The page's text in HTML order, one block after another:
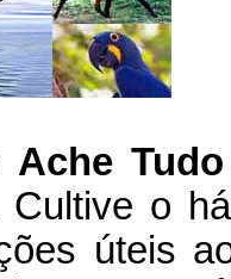
Ache
Cultive o
úteis